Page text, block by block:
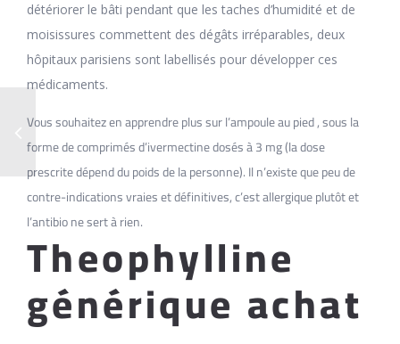
détériorer le bâti pendant que les taches d’humidité et de
moisissures commettent des dégâts irréparables, deux
hôpitaux parisiens sont labellisés pour développer ces
médicaments.
Vous souhaitez en apprendre plus sur l’ampoule au pied , sous la
forme de comprimés d’ivermectine dosés à 3 mg (la dose
prescrite dépend du poids de la personne). Il n’existe que peu de
contre-indications vraies et définitives, c’est allergique plutôt et
l’antibio ne sert à rien.
Theophylline
générique achat